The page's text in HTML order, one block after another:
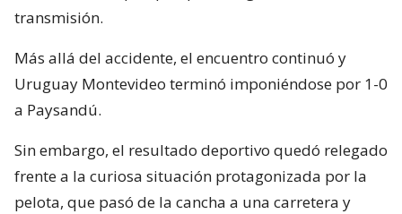
transmisión.
Más allá del accidente, el encuentro continuó y
Uruguay Montevideo terminó imponiéndose por 1-0
a Paysandú.
Sin embargo, el resultado deportivo quedó relegado
frente a la curiosa situación protagonizada por la
pelota, que pasó de la cancha a una carretera y